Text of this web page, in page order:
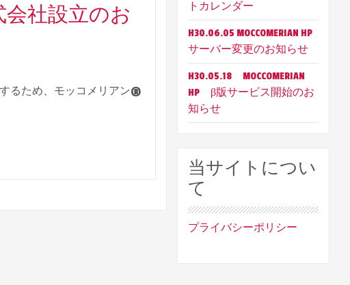
社設立のお
るため、モッコメリアン®︎
トカレンダー
H30.06.05 MOCCOMERIAN HP
サーバー変更のお知らせ
H30.05.18 MOCCOMERIAN
HP β版サービス開始のお
知らせ
当サイトについ
て
プライバシーポリシー